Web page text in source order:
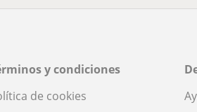
y condiciones
de cookies